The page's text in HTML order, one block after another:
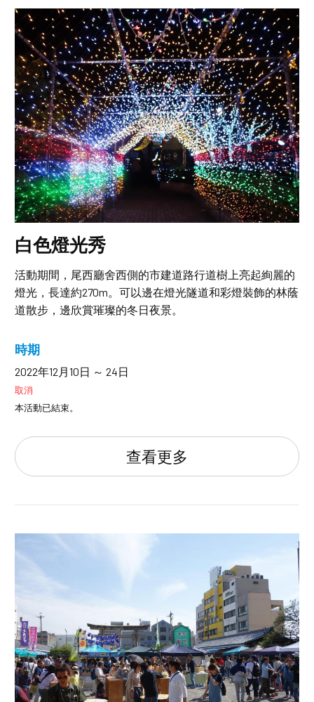
白色燈光秀
活動期間，尾西廳舍西側的市建道路行道樹上亮起絢麗的
燈光，長達約270m。可以邊在燈光隧道和彩燈裝飾的林蔭
道散步，邊欣賞璀璨的冬日夜景。
時期
2022年12月10日 ～ 24日
取消
本活動已結束。
查看更多